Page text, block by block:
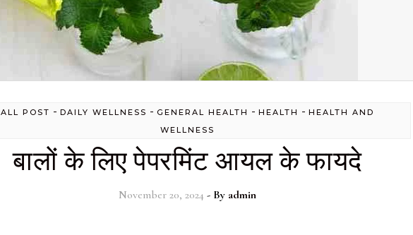
ALL POST - DAILY WELLNESS - GENERAL HEALTH - HEALTH - HEALTH AND
WELLNESS
बालों के लिए पेपरमिंट आयल के फायदे
November 20, 2024 - By admin